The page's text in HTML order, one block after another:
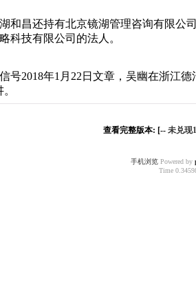
和昌还持有北京镜湖管理咨询有限公
科技有限公司的法人。
号2018年1月22日文章，吴幽在浙江
查看完整版本: [-- 未兑现
手机浏览Powered by
Time